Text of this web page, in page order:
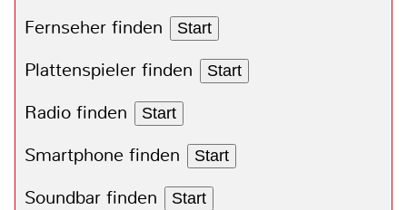
Fernseher finden Start
Plattenspieler finden Start
Radio finden Start
Smartphone finden Start
Soundbar finden Start